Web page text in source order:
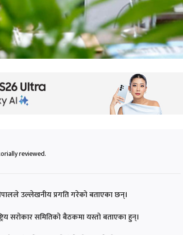
reviewed.
नेपालले उल्लेखनीय प्रगति गरेको बताएका छन्।
सरोकार समितिको बैठकमा यस्तो बताएका हुन्।